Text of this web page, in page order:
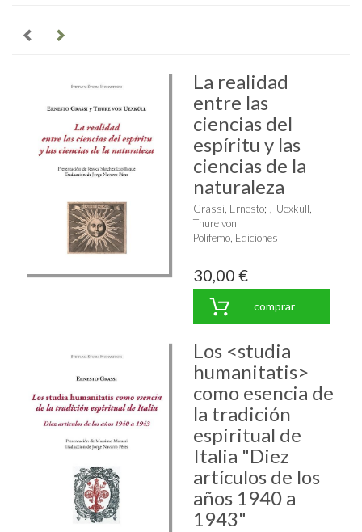
La realidad
entre las
ciencias del
espíritu y las
ciencias de la
naturaleza
Grassi, Ernesto;
Uexküll,
Thure von
Polifemo, Ediciones
30,00 €
comprar
Los <studia
humanitatis>
como esencia de
la tradición
espiritual de
Italia "Diez
artículos de los
años 1940 a
1943"